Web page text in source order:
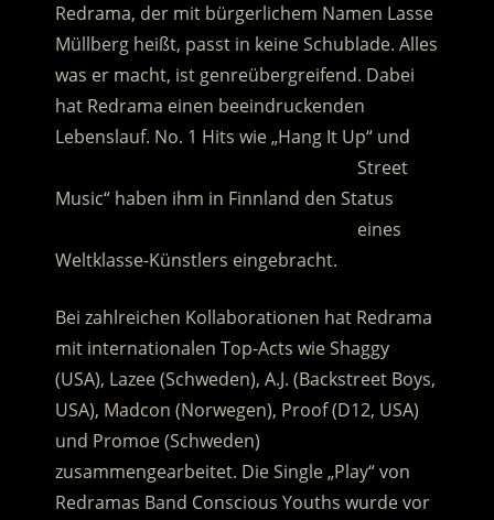
Redrama, der mit bürgerlichem Namen Lasse
Müllberg heißt, passt in keine Schublade. Alles
was er macht, ist genreübergreifend. Dabei
hat Redrama einen beeindruckenden
Lebenslauf. No. 1 Hits wie „Hang It Up“ und
Street
Music“ haben ihm in Finnland den Status
eines
Weltklasse-Künstlers eingebracht.
Bei zahlreichen Kollaborationen hat Redrama
mit internationalen Top-Acts wie Shaggy
(USA), Lazee (Schweden), A.J. (Backstreet Boys,
USA), Madcon (Norwegen), Proof (D12, USA)
und Promoe (Schweden)
zusammengearbeitet. Die Single „Play“ von
Redramas Band Conscious Youths wurde vor